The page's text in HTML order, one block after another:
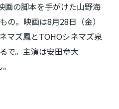
画の脚本を手がけた山野海
の。映画は8月28日（金）
マズ鳳とTOHOシネマズ泉
で。主演は安田章大